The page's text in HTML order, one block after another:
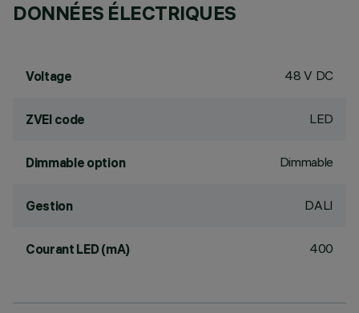
DONNÉES ÉLECTRIQUES
Voltage 48 V DC
ZVEI code LED
Dimmable option Dimmable
Gestion DALI
Courant LED (mA) 400